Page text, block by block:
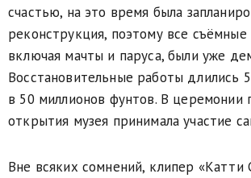
счастью, на это время была
реконструкция, поэтому все
включая мачты и паруса, были уже
Восстановительные работы длились
в 50 миллионов фунтов. В церемонии
открытия музея принимала участие
Вне всяких сомнений, клипер «Катти